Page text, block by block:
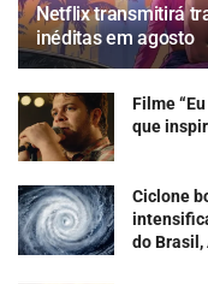
Netflix transmitirá
inéditas em agosto
Filme
que
Ciclone
do Brasil,